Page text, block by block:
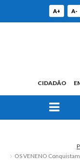
A+ A-
CIDADÃO
Histórico
OS VENENO